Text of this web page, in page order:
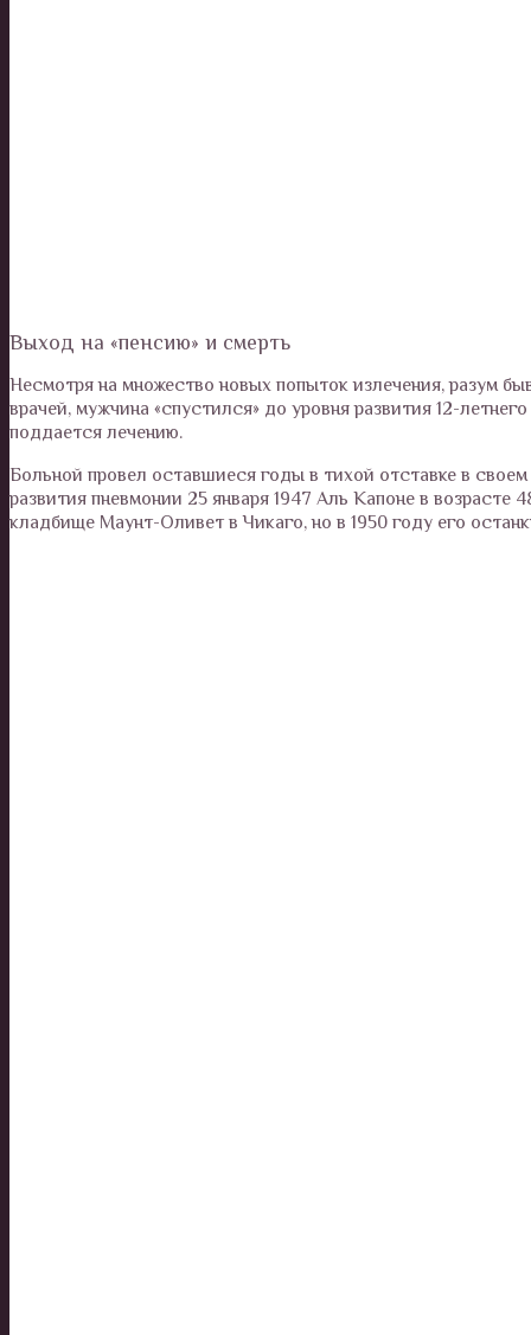
Выход на «пенсию» и смерть
Несмотря на множество новых попыток излечения, разум
врачей, мужчина «спустился» до уровня развития 12-
поддается лечению.
Больной провел оставшиеся годы в тихой отставке в
развития пневмонии 25 января 1947 Аль Капоне в
кладбище Маунт-Оливет в Чикаго, но в 1950 году его